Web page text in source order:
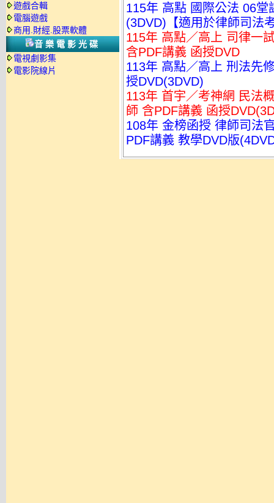
遊戲合輯
電腦遊戲
商用.財經.股票軟體
音樂電影光碟
電視劇影集
電影院線片
115年 高點 國際公法 06堂
(3DVD)【適用於律師司法
115年 高點／高上 司律一
含PDF講義 函授DVD
113年 高點／高上 刑法先
授DVD(3DVD)
113年 首宇／考神網 民法
師 含PDF講義 函授
108年 金榜函授 律師司法
PDF講義 教學DVD版